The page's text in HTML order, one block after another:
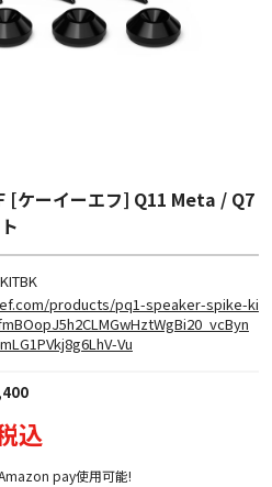
ケーイーエフ] Q11 Meta / Q7
products/pq1-speaker-spike-ki
Vu
込
pay使用可能!